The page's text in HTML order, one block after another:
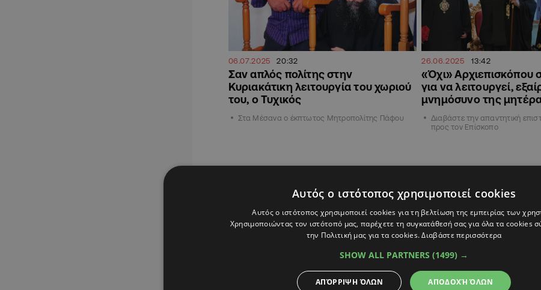
06.07.2025 20:32
Σαν απλός πολίτης στην
Κυριακάτικη λειτουργία του χωριού
του, ο Τυχικός
Στα Μέσανα ο έκπτωτος Μητροπολίτης Πάφου
26.06.2025 13:42
«Όχι» Αρχιεπισκόπου
για να λειτουργεί,
μνημόσυνο της
Διαβάστε την απαντητική
προς τον Επίσκοπο
Αυτός ο ιστότοπος χρησιμοποιεί cookies
Αυτός ο ιστότοπος χρησιμοποιεί cookies για τη βελτίωση της εμπειρίας των
Χρησιμοποιώντας τον ιστότοπό μας, παρέχετε τη συγκατάθεσή σας για όλα τα cookies
την Πολιτική μας για τα cookies.Διαβάστε περισσότερα
SHOW ALL PARTNERS (1499) →
ΑΠΟΔΟΧΉ ΌΛΩΝ
ΑΠΌΡΡΙΨΗ ΌΛΩΝ